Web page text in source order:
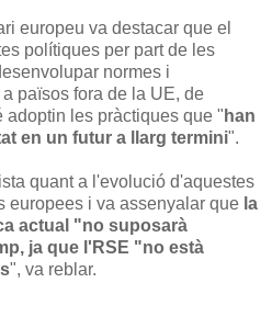
europeu va destacar que el
polítiques per part de les
normes i
països fora de la UE, de
adoptin les pràctiques que " han
en un futur a llarg termini".
quant a l'evolució d'aquestes
europees i va assenyalar que la
actual "no suposarà
ja que l'RSE "no està
", va reblar.